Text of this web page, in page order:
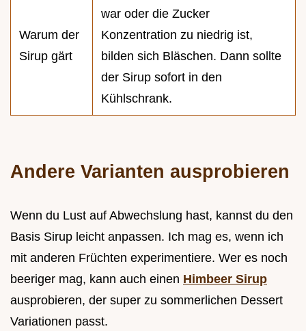
Warum der
Sirup gärt
war oder die Zucker
Konzentration zu niedrig ist,
bilden sich Bläschen. Dann sollte
der Sirup sofort in den
Kühlschrank.
Andere Varianten ausprobieren
Wenn du Lust auf Abwechslung hast, kannst du den
Basis Sirup leicht anpassen. Ich mag es, wenn ich
mit anderen Früchten experimentiere. Wer es noch
beeriger mag, kann auch einen Himbeer Sirup
ausprobieren, der super zu sommerlichen Dessert
Variationen passt.